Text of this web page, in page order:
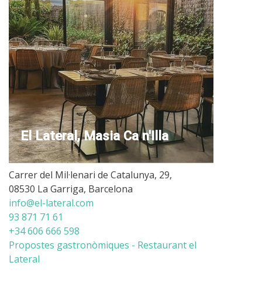
El Lateral, Masia Ca n'Illa
Carrer del Mil·lenari de Catalunya, 29,
08530 La Garriga, Barcelona
info@el-lateral.com
93 871 71 61
+34 606 666 598
Propostes gastronòmiques - Restaurant el
Lateral